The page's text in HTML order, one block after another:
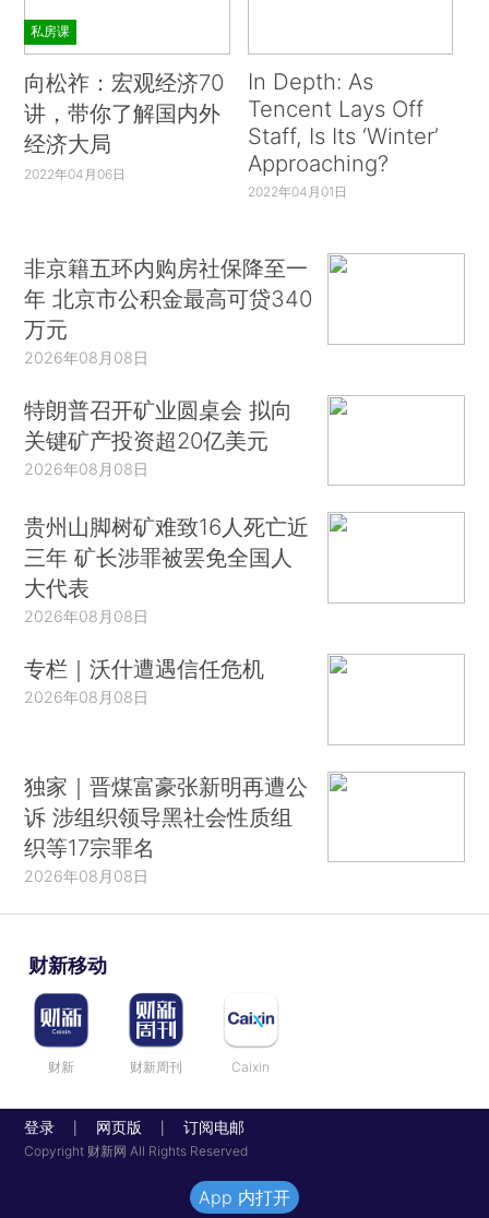
私房课
向松祚：宏观经济70
讲，带你了解国内外
经济大局
2022年04月06日
In Depth: As
Tencent Lays Off
Staff, Is Its ‘Winter’
Approaching?
2022年04月01日
非京籍五环内购房社保降至一
年 北京市公积金最高可贷340
万元
2026年08月08日
特朗普召开矿业圆桌会 拟向
关键矿产投资超20亿美元
2026年08月08日
贵州山脚树矿难致16人死亡近
三年 矿长涉罪被罢免全国人
大代表
2026年08月08日
专栏｜沃什遭遇信任危机
2026年08月08日
独家｜晋煤富豪张新明再遭公
诉 涉组织领导黑社会性质组
织等17宗罪名
2026年08月08日
财新移动
财新 财新周刊 Caixin
登录 网页版 订阅电邮
Copyright 财新网 All Rights Reserved
App 内打开